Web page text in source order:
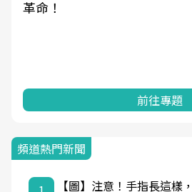
知，進而引導實際的改善行動
前往專題
頻道熱門新聞
【圖】注意！手指長這樣